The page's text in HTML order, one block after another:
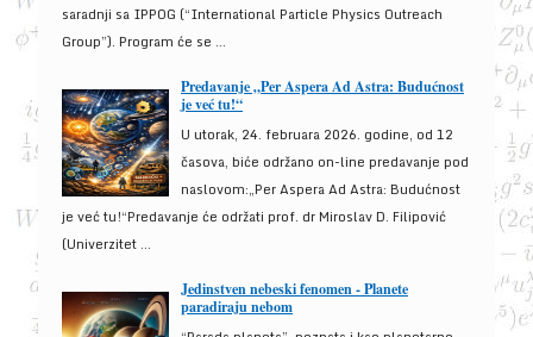
saradnji sa IPPOG (“International Particle Physics Outreach
Group”). Program će se ...
Predavanje „Per Aspera Ad Astra: Budućnost
je već tu!“
U utorak, 24. februara 2026. godine, od 12
časova, biće održano on-line predavanje pod
naslovom:„Per Aspera Ad Astra: Budućnost
je već tu!“Predavanje će održati prof. dr Miroslav D. Filipović
(Univerzitet ...
Jedinstven nebeski fenomen - Planete
paradiraju nebom